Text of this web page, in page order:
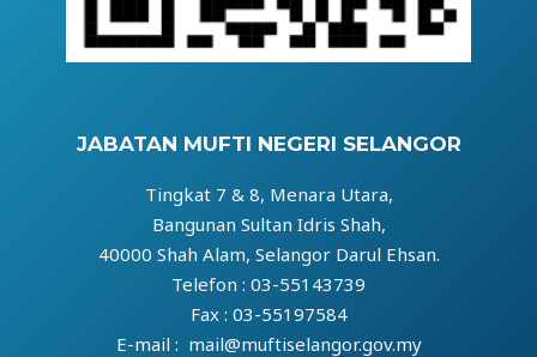
JABATAN MUFTI NEGERI SELANGOR
Tingkat 7 & 8, Menara Utara,
Bangunan Sultan Idris Shah,
40000 Shah Alam, Selangor Darul Ehsan.
Telefon : 03-55143739
Fax : 03-55197584
E-mail : mail@muftiselangor.gov.my